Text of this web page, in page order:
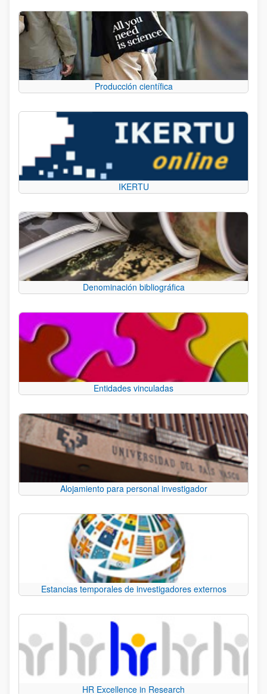
Producción científica
IKERTU
Denominación bibliográfica
Entidades vinculadas
Alojamiento para personal investigador
Estancias temporales de investigadores externos
HR Excellence in Research